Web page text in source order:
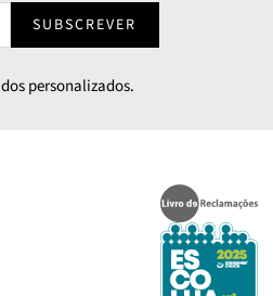
SUBSCREVER
personalizados.